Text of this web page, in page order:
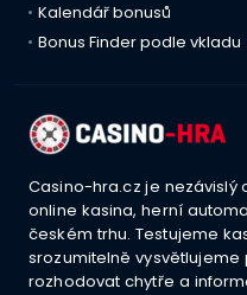
Kalendář bonusů
Bonus Finder podle vkladu
Casino-hra.cz je nezávislý
online kasina, herní
českém trhu. Testujeme
srozumitelně
rozhodovat chytře a